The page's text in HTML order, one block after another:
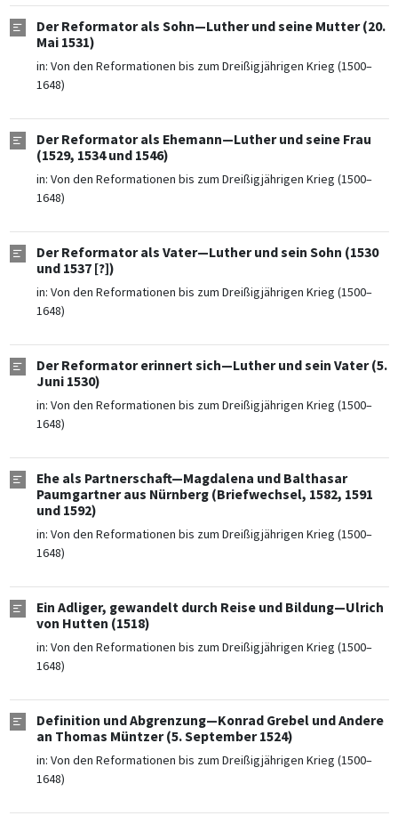
Der Reformator als Sohn—Luther und seine Mutter (20.
Mai 1531)
in: Von den Reformationen bis zum Dreißigjährigen Krieg (1500–
1648)
Der Reformator als Ehemann—Luther und seine Frau
(1529, 1534 und 1546)
in: Von den Reformationen bis zum Dreißigjährigen Krieg (1500–
1648)
Der Reformator als Vater—Luther und sein Sohn (1530
und 1537 [?])
in: Von den Reformationen bis zum Dreißigjährigen Krieg (1500–
1648)
Der Reformator erinnert sich—Luther und sein Vater (5.
Juni 1530)
in: Von den Reformationen bis zum Dreißigjährigen Krieg (1500–
1648)
Ehe als Partnerschaft—Magdalena und Balthasar
Paumgartner aus Nürnberg (Briefwechsel, 1582, 1591
und 1592)
in: Von den Reformationen bis zum Dreißigjährigen Krieg (1500–
1648)
Ein Adliger, gewandelt durch Reise und Bildung—Ulrich
von Hutten (1518)
in: Von den Reformationen bis zum Dreißigjährigen Krieg (1500–
1648)
Definition und Abgrenzung—Konrad Grebel und Andere
an Thomas Müntzer (5. September 1524)
in: Von den Reformationen bis zum Dreißigjährigen Krieg (1500–
1648)